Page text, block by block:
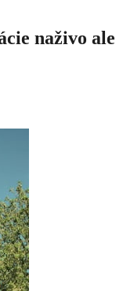
naživo ale